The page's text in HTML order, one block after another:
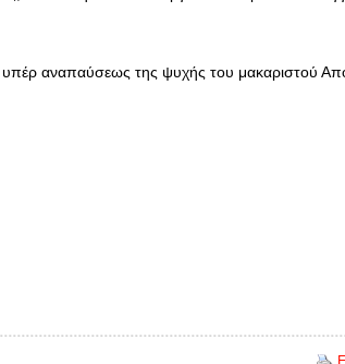
αναπαύσεως της ψυχής του μακαριστού